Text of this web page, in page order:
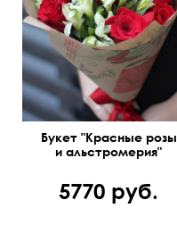
в крафтовой бумаге
Букет "Красные розы
и альстромерия"
5770 руб.